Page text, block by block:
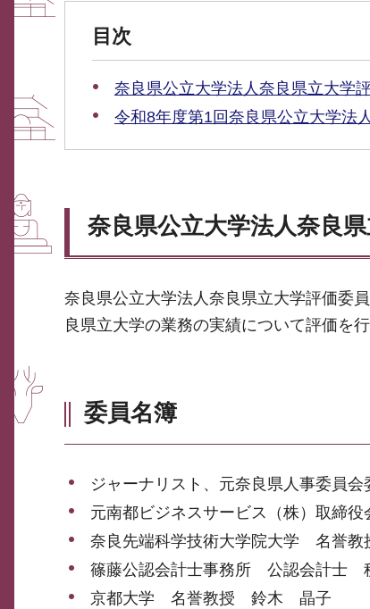
目次
奈良県公立大学法人奈良県立大学
令和8年度第1回奈良県公立大学法
奈良県公立大学法人奈良
奈良県公立大学法人奈良県立大学評価委
良県立大学の業務の実績について評価を行
委員名簿
ジャーナリスト、元奈良県人事委員
元南都ビジネスサービス（株）取締
奈良先端科学技術大学院大学 名誉
篠藤公認会計士事務所 公認会計
京都大学 名誉教授 鈴木 晶子